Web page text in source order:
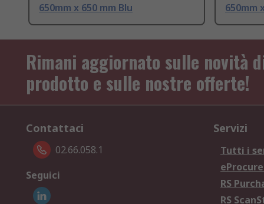
650mm x 650 mm Blu
650mm
Rimani aggiornato sulle novità
prodotto e sulle nostre offerte!
Contattaci
02.66.058.1
Seguici
Servizi
Tutti i
RS
RS